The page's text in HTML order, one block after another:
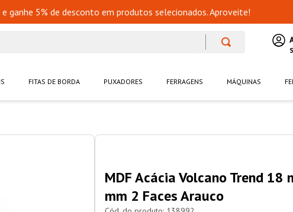
e ganhe 5% de desconto em produtos selecionados. Aproveite!
FITAS DE BORDA PUXADORES FERRAGENS MÁQUINAS
MDF Acácia Volcano Trend
mm 2 Faces Arauco